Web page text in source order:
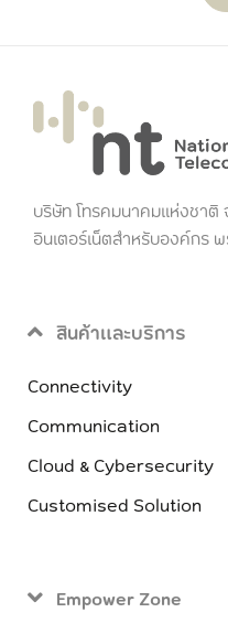
บริษัท โทรคมนาคมแห่งชา
อินเตอร์เน็ตสำหรับองค์กร
สินค้าและบริการ
Connectivity
Communication
Cloud & Cybersecurity
Customised Solution
Empower Zone